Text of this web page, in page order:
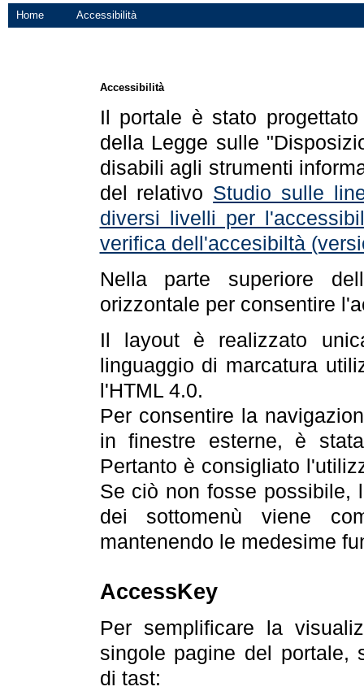
Home Accessibilità
Accessibilità
Il portale è stato
della Legge sulle
disabili agli strumenti
del relativo Studio sulle
diversi livelli per
verifica dell'accesibiltà
Nella parte superiore
orizzontale per consentire
Il layout è realizzato
linguaggio di marcatura
l'HTML 4.0.
Per consentire la
in finestre esterne, è
Pertanto è consigliato
Se ciò non fosse possibile,
dei sottomenù viene
mantenendo le medesime
AccessKey
Per semplificare la
singole pagine del portale,
di tast: